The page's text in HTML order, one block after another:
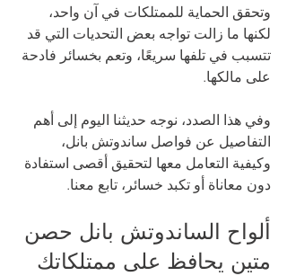
وتحقق الحماية للممتلكات في آن واحد،
لكنها ما زالت تواجه بعض التحديات التي قد
تتسبب في تلفها سريعًا، وتعم بخسائر فادحة
على مالكها.
وفي هذا الصدد، نوجه حديثنا اليوم إلى أهم
التفاصيل عن فواصل ساندوتش بانل،
وكيفية التعامل معها لتحقيق أقصى استفادة
دون معاناة أو تكبد خسائر، تابع معنا.
ألواح الساندوتش بانل حصن
متين يحافظ على ممتلكاتك